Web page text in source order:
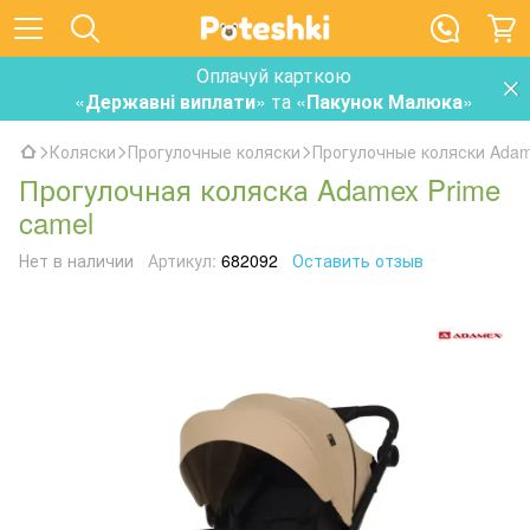
Оплачуй карткою
«Державні виплати» та «Пакунок Малюка»
Коляски Прогулочные коляски Прогулочные коляски
Прогулочная коляска Adamex Prime
camel
Нет в наличии Артикул: 682092 Оставить отзыв